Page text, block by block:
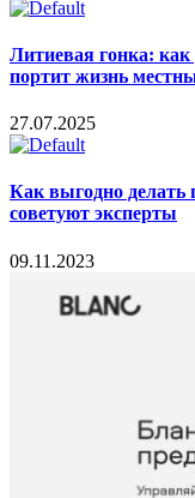
Литиевая гонка: как
портит жизнь
27.07.2025
Как выгодно делать
советуют эксперты
09.11.2023